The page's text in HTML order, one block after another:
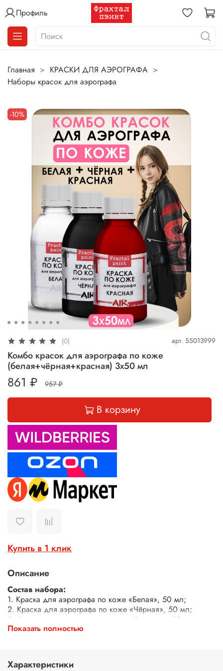
Профиль
Главная
КРАСКИ ДЛЯ АЭРОГРАФА
Наборы красок для аэрографа
-10%
(0) арт. 55013999
Комбо красок для аэрографа по коже
(белая+чёрная+красная) 3х50 мл
861 ₽ 957 ₽
В корзину
Купить в 1 клик
Описание
Состав набора:
1. Краска для аэрографа по коже «Белая», 50 мл;
2. Краска для аэрографа по коже «Чёрная», 50 мл;
3. Краска для аэрографа по коже «Красная», 50 мл.
оригинальности своим кастомным работам. Наша краска
Показать полностью
Характеристики